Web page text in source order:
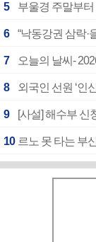
5 부울경 주말부
6 “낙동강권 삼락·
7 오늘의 날씨-
8 외국인 선원 ‘인
9 [사설] 해수부 신
10 르노 못 타는 부